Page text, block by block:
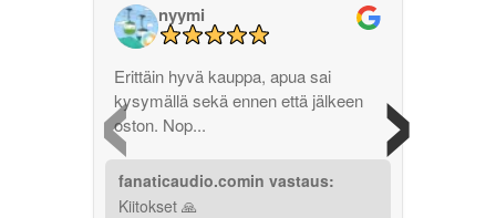
‹
nyymi
Erittäin hyvä kauppa, apua sai
kysymällä sekä ennen että jälkeen
oston. Nop...
fanaticaudio.comin vastaus:
Kiitokset 🙏
›